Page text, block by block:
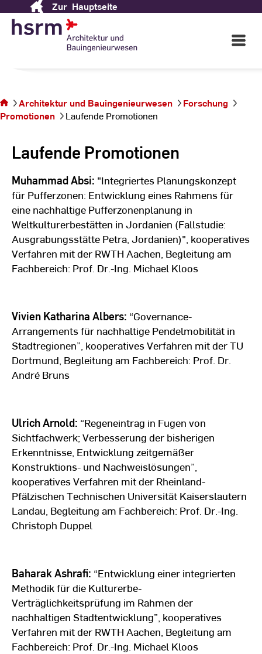
Content
Zur Hauptseite
Open
Main
und Bauingenieurwesen
sich auf der
Seite
Laufende
Architektur und Bauingenieurwesen
Forschung
Promotionen
Laufende Promotionen
Laufende Promotionen
Muhammad Absi: "Integriertes Planungskonzept
für Pufferzonen: Entwicklung eines Rahmens für
eine nachhaltige Pufferzonenplanung in
Weltkulturerbestätten in Jordanien (Fallstudie:
Ausgrabungsstätte Petra, Jordanien)", kooperatives
Verfahren mit der RWTH Aachen, Begleitung am
Fachbereich: Prof. Dr.-Ing. Michael Kloos
Vivien Katharina Albers: “Governance-
Arrangements für nachhaltige Pendelmobilität in
Stadtregionen”, kooperatives Verfahren mit der TU
Dortmund, Begleitung am Fachbereich: Prof. Dr.
André Bruns
Ulrich Arnold: “Regeneintrag in Fugen von
Sichtfachwerk; Verbesserung der bisherigen
Erkenntnisse, Entwicklung zeitgemäßer
Konstruktions- und Nachweislösungen”,
kooperatives Verfahren mit der Rheinland-
Pfälzischen Technischen Universität Kaiserslautern
Landau, Begleitung am Fachbereich: Prof. Dr.-Ing.
Christoph Duppel
Baharak Ashrafi: “Entwicklung einer integrierten
Methodik für die Kulturerbe-
Verträglichkeitsprüfung im Rahmen der
nachhaltigen Stadtentwicklung”, kooperatives
Verfahren mit der RWTH Aachen, Begleitung am
Fachbereich: Prof. Dr.-Ing. Michael Kloos